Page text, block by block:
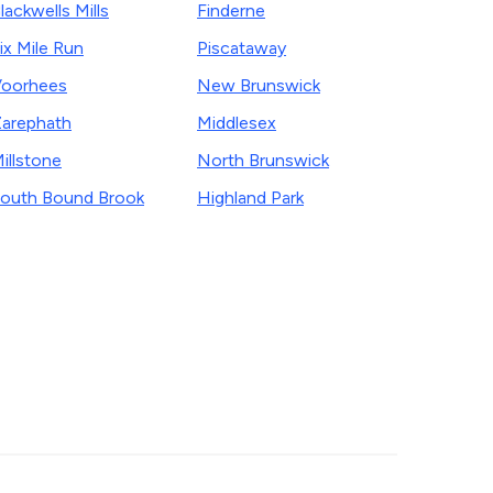
Mills
Mile Run
Bound Brook
Finderne
Piscataway
New Brunswick
Middlesex
North Brunswick
Highland Park